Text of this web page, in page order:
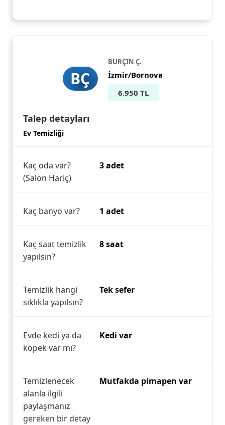
BÇ
BURÇIN Ç.
İzmir/Bornova
6.950 TL
Talep detayları
Ev Temizliği
Kaç oda var?
(Salon Hariç)
3 adet
Kaç banyo var? 1 adet
Kaç saat temizlik
yapılsın?
8 saat
Temizlik hangi
sıklıkla yapılsın?
Tek sefer
Evde kedi ya da
köpek var mı?
Kedi var
Temizlenecek
alanla ilgili
paylaşmanız
gereken bir detay
Mutfakda pimapen var